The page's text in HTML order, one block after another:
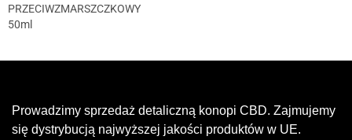
PRZECIWZMARSZCZKOWY
50ml
Prowadzimy sprzedaż detaliczną konopi CBD. Zajmujemy
się dystrybucją najwyższej jakości produktów w UE.